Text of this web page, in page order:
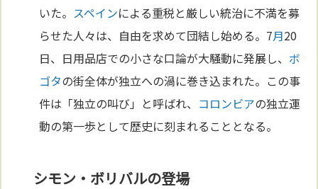
いた。 スペインによる重税と厳しい統治に不満を募
らせた人々は、自由を求めて団結し始める。7月20
日、日用品店での小さな口論が大騒動に発展し、 ボ
ゴタの街全体が独立への渦に巻き込まれた。この事
件は「独立の叫び」と呼ばれ、 コロンビアの独立運
動の第一歩として歴史に刻まれることとなる。
シモン・ボリバルの登場